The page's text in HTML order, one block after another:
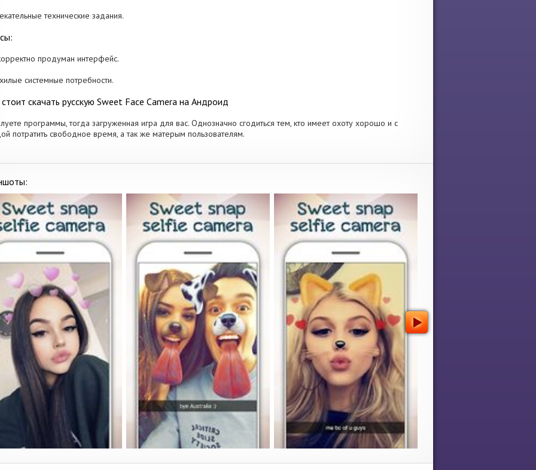
технические задания.
продуман интерфейс.
системные потребности.
скачать русскую Sweet Face Camera на Андроид
программы, тогда загруженная игра для вас. Однозначно сгодиться тем, кто имеет охоту хорошо и с
потратить свободное время, а так же матерым пользователям.